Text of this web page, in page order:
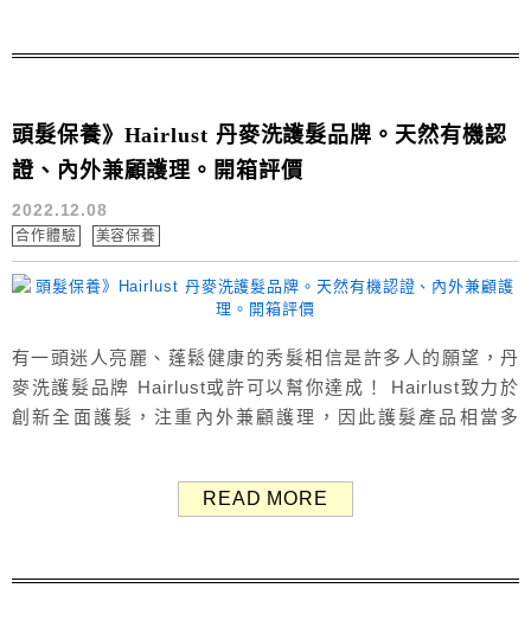
頭髮保養》Hairlust 丹麥洗護髮品牌。天然有機認
證、內外兼顧護理。開箱評價
2022.12.08
合作體驗 美容保養
有一頭迷人亮麗、蓬鬆健康的秀髮相信是許多人的願望，丹
麥洗護髮品牌 Hairlust或許可以幫你達成！ Hairlust致力於
創新全面護髮，注重內外兼顧護理，因此護髮產品相當多
接郵寄。 × Hairlust 官網 Hairlust 品牌介紹 最近Hairlust
READ MORE